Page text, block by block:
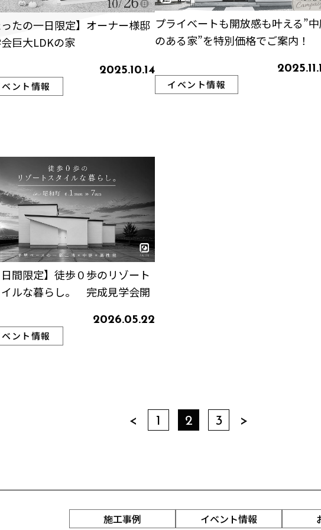
ったの一日限定】オーナー様邸
巨大LDKの家
2025.10.14
ベント情報
プライベートも開放感も叶える”
のある家”を特別価格でご案内！
イベント情報
日間限定】徒歩０歩のリゾート
イルな暮らし。 完成見学会開
2026.05.22
ベント情報
1 2 3
施工事例 イベント情報